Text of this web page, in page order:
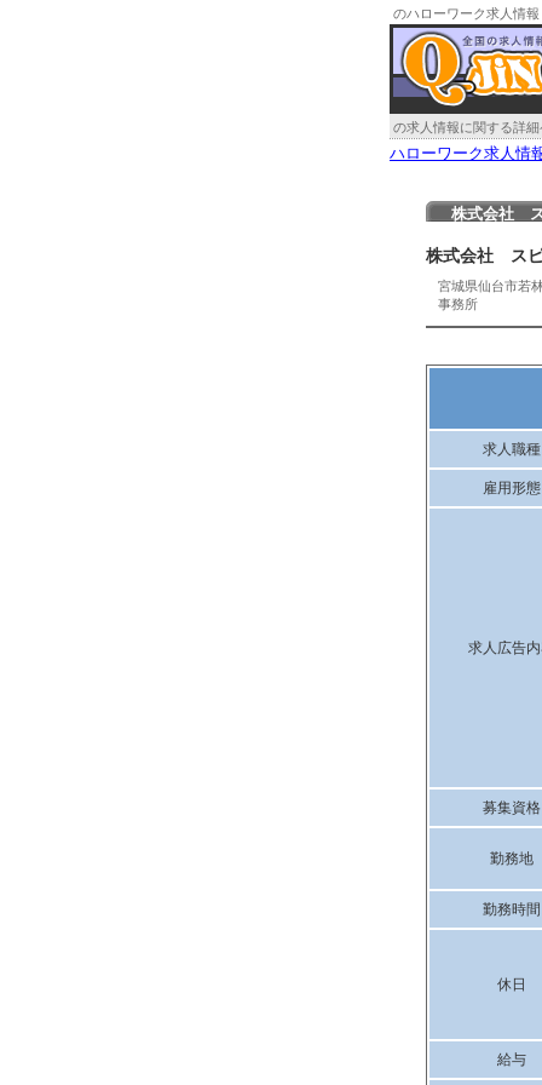
のハローワーク求人情報
の求人情報に関する詳細
ハローワーク求人情
株式会社 ス
株式会社 ス
宮城県仙台市若
事務所
求人職種
雇用形態
求人広告
募集資格
勤務地
勤務時間
休日
給与